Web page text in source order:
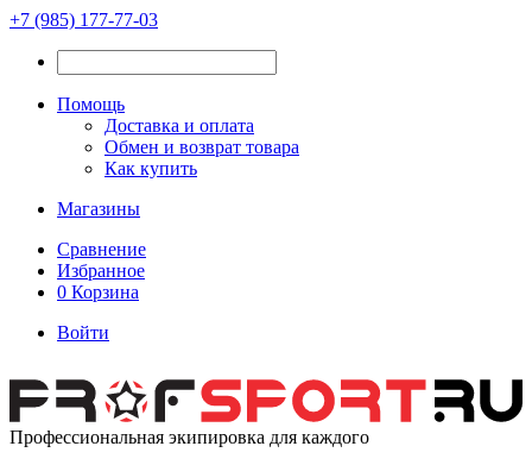
+7 (985) 177-77-03
Помощь
Доставка и оплата
Обмен и возврат товара
Как купить
Магазины
Сравнение
Избранное
0 Корзина
Войти
Профессиональная экипировка для каждого